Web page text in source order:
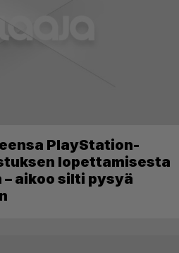
PlayStation-
lopettamisesta
aikoo silti pysyä